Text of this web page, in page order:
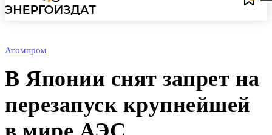
Атомпром
В Японии снят запрет на
перезапуск крупнейшей